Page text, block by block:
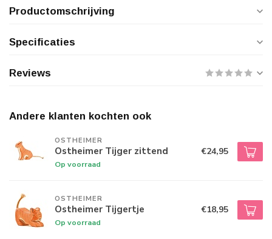
Productomschrijving
Specificaties
Reviews
Andere klanten kochten ook
OSTHEIMER
Ostheimer Tijger zittend
Op voorraad
€24,95
OSTHEIMER
Ostheimer Tijgertje
Op voorraad
€18,95